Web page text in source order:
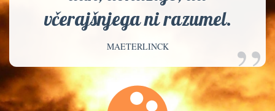
včerajšnjega ni razumel.
MAETERLINCK ”